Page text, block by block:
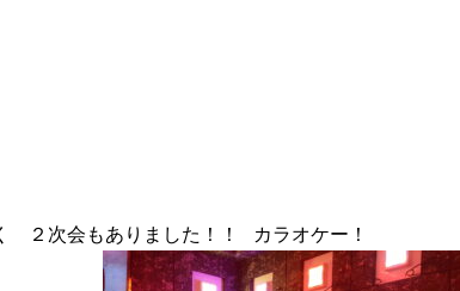
２次会もありました！！ カラオケー！